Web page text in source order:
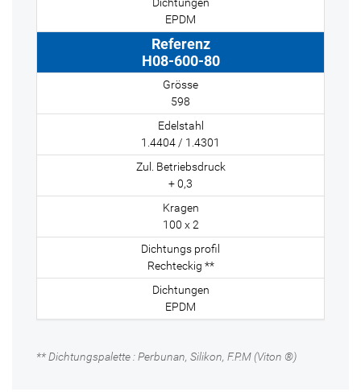
EPDM
H08-600-80
598
1.4404 / 1.4301
+ 0,3
100 x 2
Rechteckig **
EPDM
** Dichtungspalette : Perbunan, Silikon, F.P.M (Viton ®)